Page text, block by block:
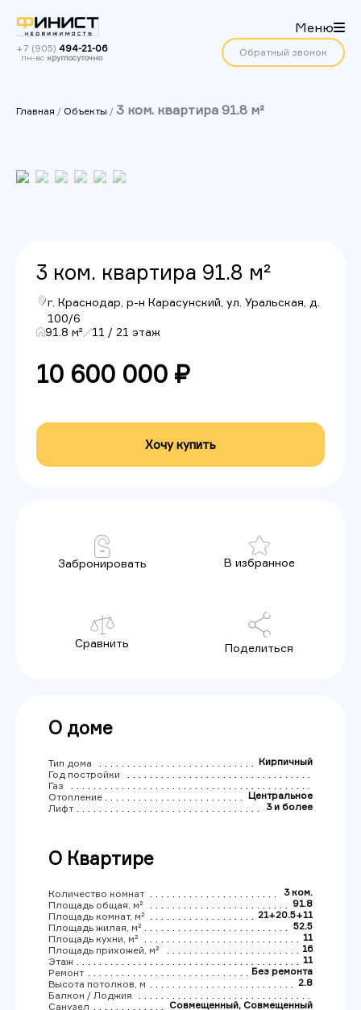
Меню
+7 (905) 494-21-06
пн-вс круглосуточно Обратный звонок
Главная / Объекты / 3 ком. квартира 91.8 м²
3 ком. квартира 91.8 м²
г. Краснодар, р-н Карасунский, ул. Уральская, д.
100/6
91.8 м²
11 / 21 этаж
10 600 000 ₽
Хочу купить
Забронировать В избранное
Сравнить Поделиться
О доме
Тип дома
Кирпичный
Год постройки
Газ
Отопление
Центральное
Лифт
3 и более
О Квартире
Количество комнат
3 ком.
Площадь общая, м²
91.8
Площадь комнат, м²
21+20.5+11
Площадь жилая, м²
52.5
Площадь кухни, м²
11
Площадь прихожей, м²
16
Этаж
11
Ремонт
Без ремонта
Высота потолков, м
2.8
Балкон / Лоджия
Санузел
Совмещенный, Совмещенный